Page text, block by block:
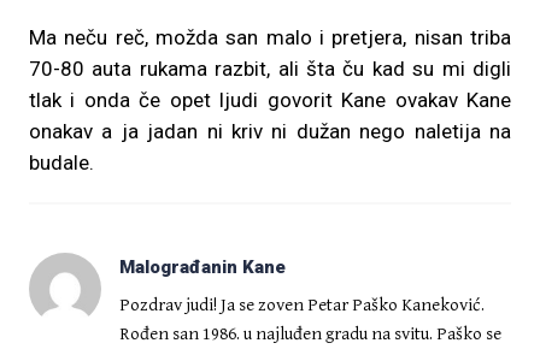
Ma neču reč, možda san malo i pretjera, nisan triba
70-80 auta rukama razbit, ali šta ču kad su mi digli
tlak i onda če opet ljudi govorit Kane ovakav Kane
onakav a ja jadan ni kriv ni dužan nego naletija na
budale.
Malograđanin Kane
Pozdrav judi! Ja se zoven Petar Paško Kaneković.
Rođen san 1986. u najluđen gradu na svitu. Paško se